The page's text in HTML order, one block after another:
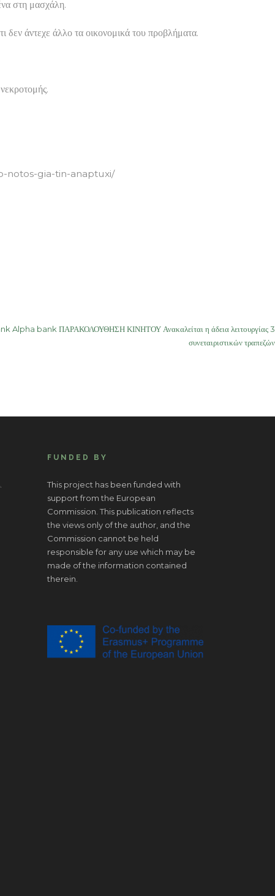
στη μασχάλη.
άντεχε άλλο τα οικονομικά του προβλήματα.
notos-gia-tin-anaptuxi/
Alpha bank ΠΑΡΑΚΟΛΟΥΘΗΣΗ ΚΙΝΗΤΟΥ Ανακαλείται η άδεια λειτουργίας 3
συνεταιριστικών τραπεζών
FUNDED BY
This project has been funded with
support from the European
Commission. This publication reflects
the views only of the author, and the
Commission cannot be held
responsible for any use which may be
made of the information contained
therein.